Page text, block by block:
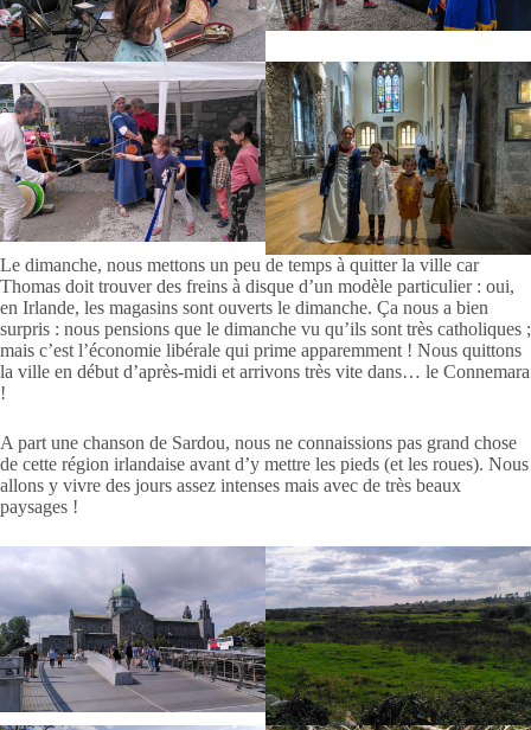
Le dimanche, nous mettons un peu de temps à quitter la ville car
Thomas doit trouver des freins à disque d’un modèle particulier : oui,
en Irlande, les magasins sont ouverts le dimanche. Ça nous a bien
surpris : nous pensions que le dimanche vu qu’ils sont très catholiques ;
mais c’est l’économie libérale qui prime apparemment ! Nous quittons
la ville en début d’après-midi et arrivons très vite dans… le Connemara
!
A part une chanson de Sardou, nous ne connaissions pas grand chose
de cette région irlandaise avant d’y mettre les pieds (et les roues). Nous
allons y vivre des jours assez intenses mais avec de très beaux
paysages !